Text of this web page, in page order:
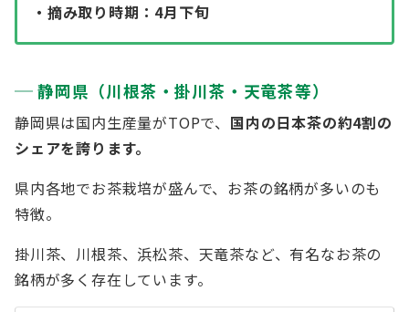
・摘み取り時期：4月下旬
静岡県（川根茶・掛川茶・天竜茶等）
静岡県は国内生産量がTOPで、 国内の日本茶の約4割の
シェアを誇ります。
県内各地でお茶栽培が盛んで、お茶の銘柄が多いのも
特徴。
掛川茶、川根茶、浜松茶、天竜茶など、有名なお茶の
銘柄が多く存在しています。